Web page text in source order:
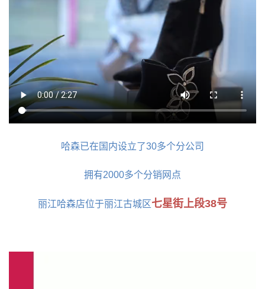
哈森已在国内设立了30多个分公司
拥有2000多个分销网点
丽江哈森店位于丽江古城区七星街上段38号